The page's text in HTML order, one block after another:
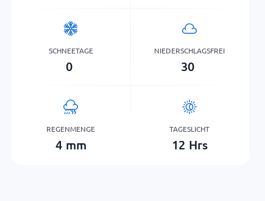
SCHNEETAGE
0
NIEDERSCHLAGSFREI
30
REGENMENGE
4 mm
TAGESLICHT
12 Hrs